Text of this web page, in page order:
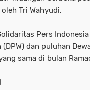
Tri Wahyudi.
Pers
dan puluhan
sama di bulan